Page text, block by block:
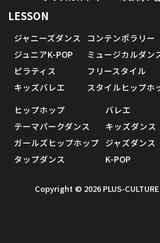
LESSON
ジャニーズダンス
ジュニアK-POP
ピラティス
キッズバレエ
コンテンポラリー
ミュージカルダン
フリースタイル
スタイルヒップホ
ヒップホップ
テーマパークダンス
ガールズヒップホップ
タップダンス
バレエ
キッズダンス
ジャズダンス
K-POP
Copyright © 2026 PLUS-